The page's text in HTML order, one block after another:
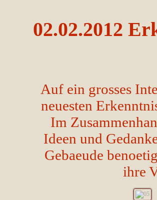
02.02.2012
Auf ein grosses
neuesten
Im
Ideen und
Gebaeude
ihre